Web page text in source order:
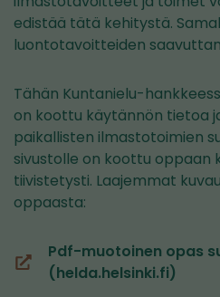
edistää tätä kehitystä.
luontotavoitteiden
Tähän Kuntanielu-
on koottu käytännön tietoa
paikallisten ilmastotoimien
sivustolle on koottu oppaan
tiivistetysti. Laajemmat
oppaasta:
Pdf-muotoinen opas
(helda.helsinki.fi)
(siirryt